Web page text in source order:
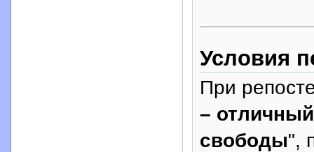
Условия
При
–
свободы",